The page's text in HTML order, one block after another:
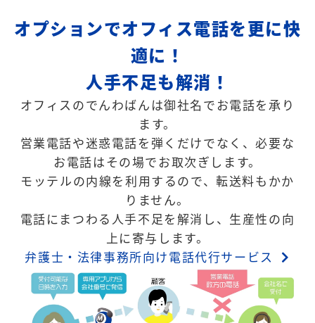
オプションでオフィス電話を更に快
適に！
人手不足も解消！
オフィスのでんわばんは御社名でお電話を承り
ます。
営業電話や迷惑電話を弾くだけでなく、必要な
お電話はその場でお取次ぎします。
モッテルの内線を利用するので、転送料もかか
りません。
電話にまつわる人手不足を解消し、生産性の向
上に寄与します。
弁護士・法律事務所向け電話代行サービス